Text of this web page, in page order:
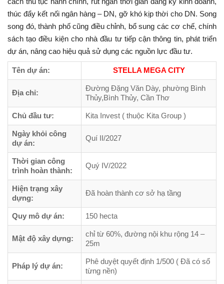
thúc đẩy kết nối ngân hàng – DN, gỡ khó kịp thời cho DN. Song
song đó, thành phố cũng điều chỉnh, bổ sung các cơ chế, chính
sách tạo điều kiện cho nhà đầu tư tiếp cận thông tin, phát triển
dự án, nâng cao hiệu quả sử dụng các nguồn lực đầu tư.
Tên dự án: STELLA MEGA CITY
Địa chỉ:
Đường Đặng Văn Dày, phường Bình
Thủy,Bình Thủy, Cần Thơ
Chủ đầu tư: Kita Invest ( thuộc Kita Group )
Ngày khỏi công
dự án:
Quí II/2027
Thời gian công
trình hoàn thành:
Quý IV/2022
Hiện trạng xây
dựng:
Đã hoàn thành cơ sở hạ tầng
Quy mô dự án: 150 hecta
Mật độ xây dựng:
chỉ từ 60%, đường nội khu rộng 14 –
25m
Pháp lý dự án:
Phê duyệt quyết định 1/500 ( Đã có sổ
từng nền)